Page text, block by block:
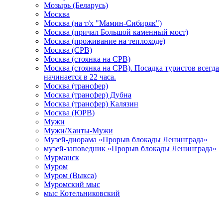
Мозырь (Беларусь)
Москва
Москва (на т/х "Мамин-Сибиряк")
Москва (причал Большой каменный мост)
Москва (проживание на теплоходе)
Москва (СРВ)
Москва (стоянка на СРВ)
Москва (стоянка на СРВ). Посадка туристов всегда
начинается в 22 часа.
Москва (трансфер)
Москва (трансфер) Дубна
Москва (трансфер) Калязин
Москва (ЮРВ)
Мужи
Мужи/Ханты-Мужи
Музей-диорама «Прорыв блокады Ленинграда»
музей-заповедник «Прорыв блокады Ленинграда»
Мурманск
Муром
Муром (Выкса)
Муромский мыс
мыс Котельниковский